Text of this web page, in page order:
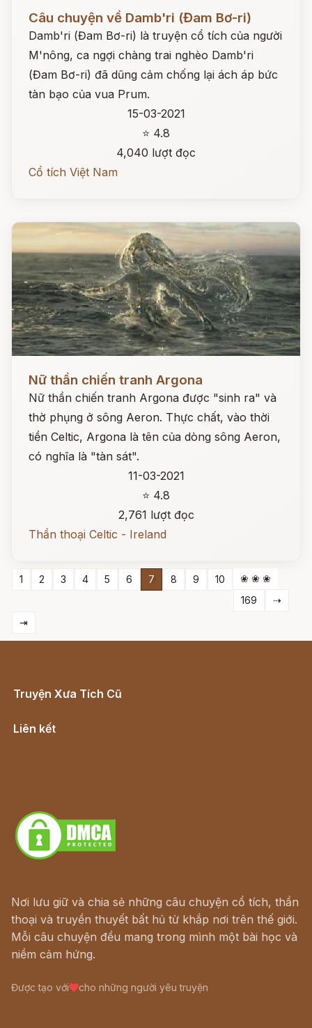
Câu chuyện về Damb'ri (Đam Bơ-ri)
Damb'ri (Đam Bơ-ri) là truyện cổ tích của người
M'nông, ca ngợi chàng trai nghèo Damb'ri
(Đam Bơ-ri) đã dũng cảm chống lại ách áp bức
tàn bạo của vua Prum.
15-03-2021
⭐ 4.8
4,040 lượt đọc
Cổ tích Việt Nam
Nữ thần chiến tranh Argona
Nữ thần chiến tranh Argona được "sinh ra" và
thờ phụng ở sông Aeron. Thực chất, vào thời
tiền Celtic, Argona là tên của dòng sông Aeron,
có nghĩa là "tàn sát".
11-03-2021
⭐ 4.8
2,761 lượt đọc
Thần thoại Celtic - Ireland
1 2 3 4 5 6 7 8 9 10
❀ ❀ ❀
169
⇢
⇥
Truyện Xưa Tích Cũ
Liên kết
Nơi lưu giữ và chia sẻ những câu chuyện cổ tích, thần
thoại và truyền thuyết bất hủ từ khắp nơi trên thế giới.
Mỗi câu chuyện đều mang trong mình một bài học và
niềm cảm hứng.
Được tạo với cho những người yêu truyện